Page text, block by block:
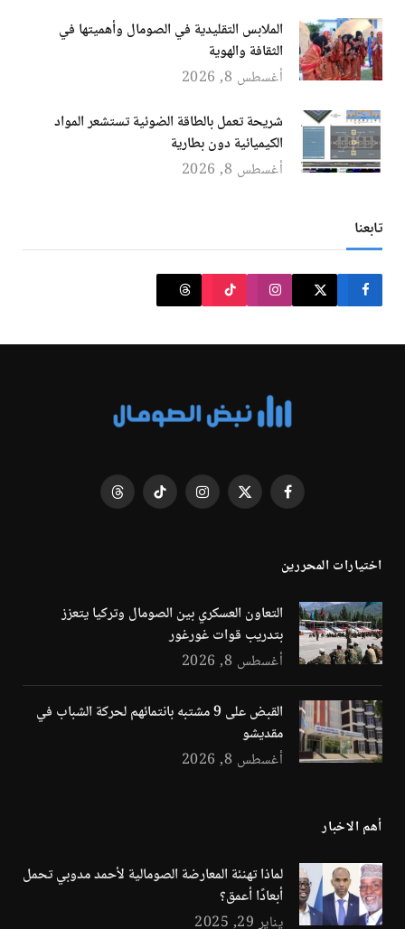
الملابس التقليدية في الصومال وأهميتها في
الثقافة والهوية
أغسطس 8, 2026
شريحة تعمل بالطاقة الضوئية تستشعر المواد
الكيميائية دون بطارية
أغسطس 8, 2026
تابعنا
فيسبوك X
الانستغرامتيكتوك Threads
اختيارات المحررين
التعاون العسكري بين الصومال وتركيا يتعزز
بتدريب قوات غورغور
أغسطس 8, 2026
القبض على 9 مشتبه بانتمائهم لحركة الشباب في
مقديشو
أغسطس 8, 2026
أهم الاخبار
لماذا تهنئة المعارضة الصومالية لأحمد مدوبي تحمل
أبعادًا أعمق؟
يناير 29, 2025